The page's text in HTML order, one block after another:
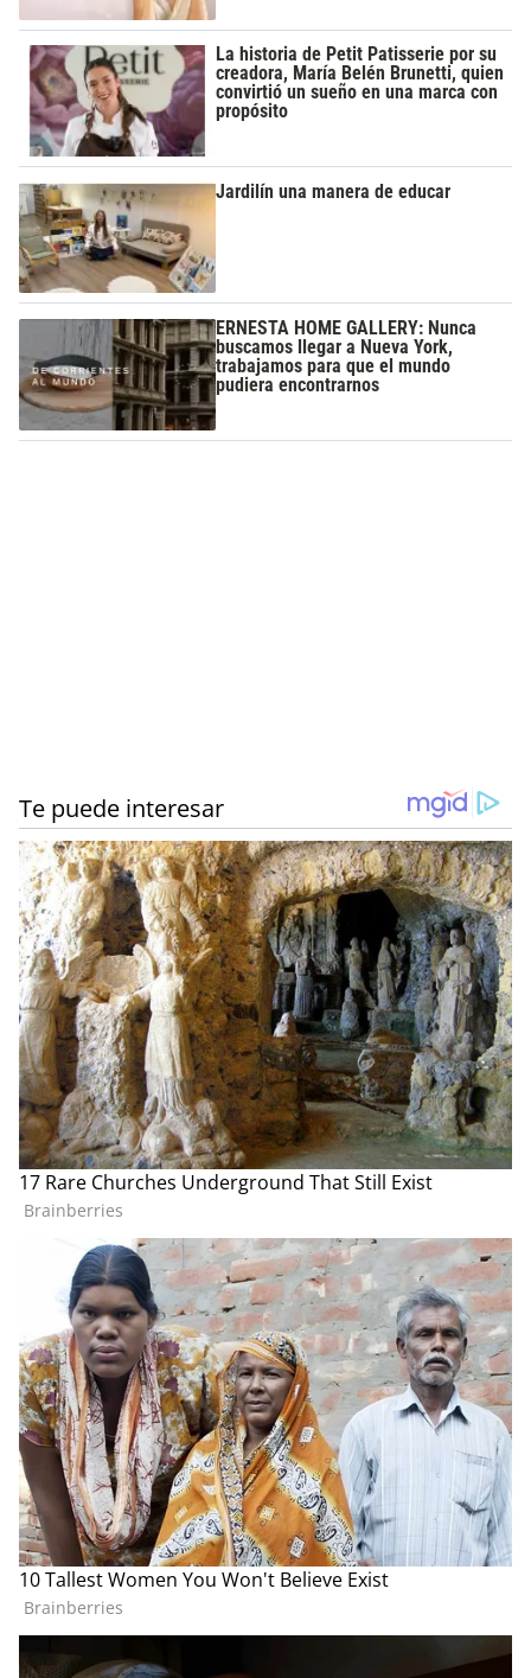
La historia de Petit Patisserie por su
creadora, María Belén Brunetti, quien
convirtió un sueño en una marca con
propósito
Jardilín una manera de educar
ERNESTA HOME GALLERY: Nunca
buscamos llegar a Nueva York,
trabajamos para que el mundo
pudiera encontrarnos